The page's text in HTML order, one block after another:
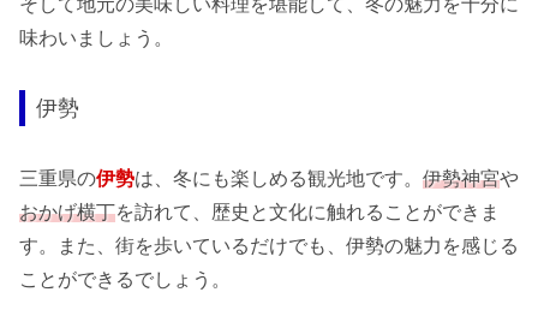
そして地元の美味しい料理を堪能して、冬の魅力を十分に
味わいましょう。
伊勢
三重県の伊勢は、冬にも楽しめる観光地です。 伊勢神宮や
おかげ横丁を訪れて、歴史と文化に触れることができま
す。また、街を歩いているだけでも、伊勢の魅力を感じる
ことができるでしょう。